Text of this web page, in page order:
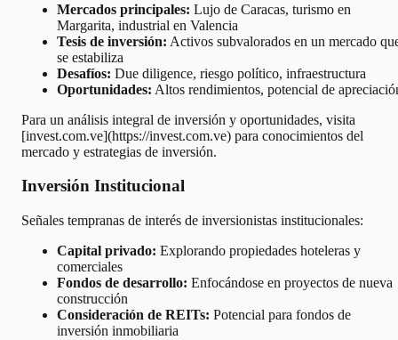
Mercados principales: Lujo de Caracas, turismo en
Margarita, industrial en Valencia
Tesis de inversión: Activos subvalorados en un mercado
se estabiliza
Desafíos: Due diligence, riesgo político, infraestructura
Oportunidades: Altos rendimientos, potencial de
Para un análisis integral de inversión y oportunidades, visita
[invest.com.ve](https://invest.com.ve) para conocimientos del
mercado y estrategias de inversión.
Inversión Institucional
Señales tempranas de interés de inversionistas institucionales:
Capital privado: Explorando propiedades hoteleras y
comerciales
Fondos de desarrollo: Enfocándose en proyectos de nueva
construcción
Consideración de REITs: Potencial para fondos de
inversión inmobiliaria